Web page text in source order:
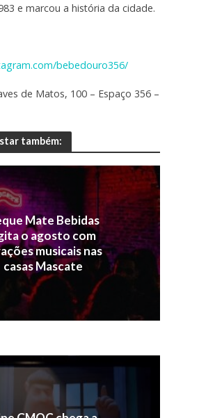
e marcou a história da cidade.
bebedouro356/
de Matos, 100 – Espaço 356 –
também:
Mate Bebidas
o agosto com
musicais nas
casas Mascate